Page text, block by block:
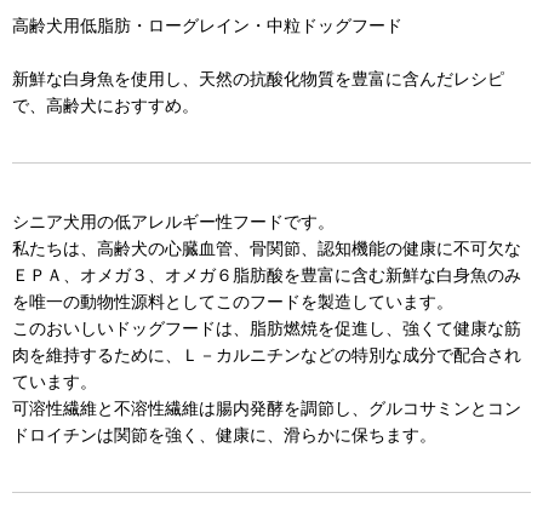
高齢犬用低脂肪・ローグレイン・中粒ドッグフード
新鮮な白身魚を使用し、天然の抗酸化物質を豊富に含んだレシピ
で、高齢犬におすすめ。
シニア犬用の低アレルギー性フードです。
私たちは、高齢犬の心臓血管、骨関節、認知機能の健康に不可欠な
ＥＰＡ、オメガ３、オメガ６脂肪酸を豊富に含む新鮮な白身魚のみ
を唯一の動物性源料としてこのフードを製造しています。
このおいしいドッグフードは、脂肪燃焼を促進し、強くて健康な筋
肉を維持するために、Ｌ－カルニチンなどの特別な成分で配合され
ています。
可溶性繊維と不溶性繊維は腸内発酵を調節し、グルコサミンとコン
ドロイチンは関節を強く、健康に、滑らかに保ちます。